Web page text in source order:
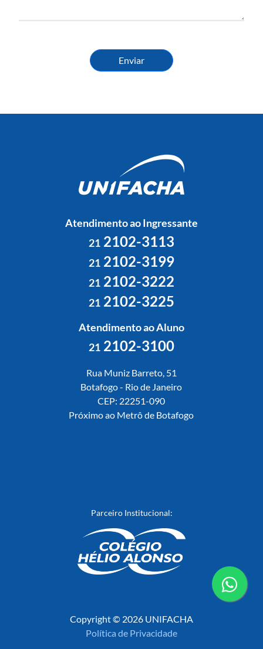
Enviar
Atendimento ao Ingressante
212102-3113
212102-3199
212102-3222
212102-3225
Atendimento ao Aluno
212102-3100
Rua Muniz Barreto, 51
Botafogo - Rio de Janeiro
CEP: 22251-090
Próximo ao Metrô de Botafogo
Parceiro Institucional:
Copyright © 2026 UNIFACHA
Política de Privacidade